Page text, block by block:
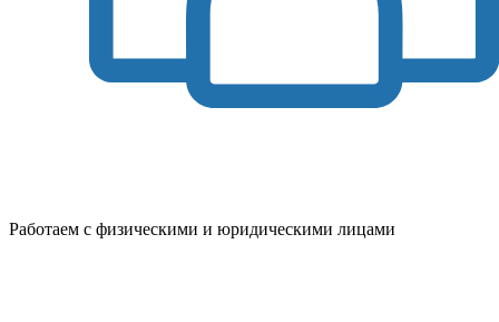
Работаем с физическими и юридическими лицами